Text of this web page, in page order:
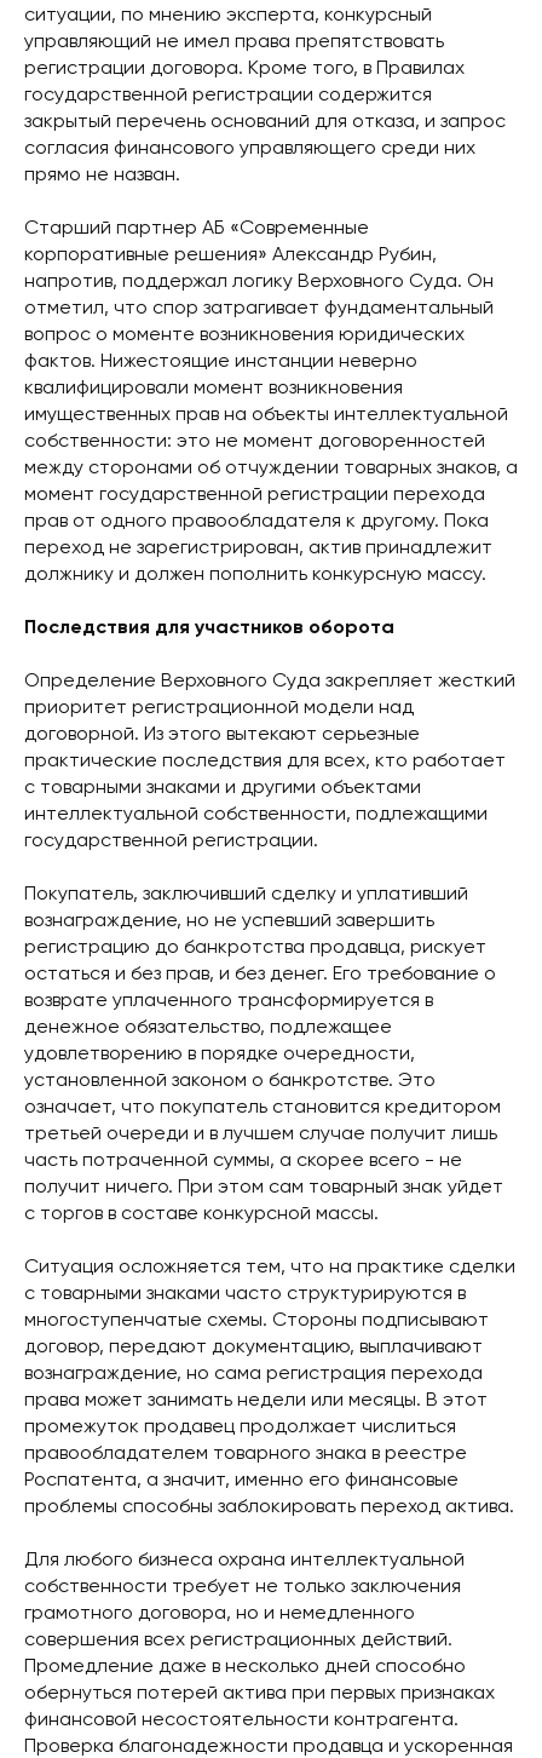
ситуации, по мнению эксперта, конкурсный
управляющий не имел права препятствовать
регистрации договора. Кроме того, в Правилах
государственной регистрации содержится
закрытый перечень оснований для отказа, и запрос
согласия финансового управляющего среди них
прямо не назван.
Старший партнер АБ «Современные
корпоративные решения» Александр Рубин,
напротив, поддержал логику Верховного Суда. Он
отметил, что спор затрагивает фундаментальный
вопрос о моменте возникновения юридических
фактов. Нижестоящие инстанции неверно
квалифицировали момент возникновения
имущественных прав на объекты интеллектуальной
собственности: это не момент договоренностей
между сторонами об отчуждении товарных знаков, а
момент государственной регистрации перехода
прав от одного правообладателя к другому. Пока
переход не зарегистрирован, актив принадлежит
должнику и должен пополнить конкурсную массу.
Последствия для участников оборота
Определение Верховного Суда закрепляет жесткий
приоритет регистрационной модели над
договорной. Из этого вытекают серьезные
практические последствия для всех, кто работает
с товарными знаками и другими объектами
интеллектуальной собственности, подлежащими
государственной регистрации.
Покупатель, заключивший сделку и уплативший
вознаграждение, но не успевший завершить
регистрацию до банкротства продавца, рискует
остаться и без прав, и без денег. Его требование о
возврате уплаченного трансформируется в
денежное обязательство, подлежащее
удовлетворению в порядке очередности,
установленной законом о банкротстве. Это
означает, что покупатель становится кредитором
третьей очереди и в лучшем случае получит лишь
часть потраченной суммы, а скорее всего - не
получит ничего. При этом сам товарный знак уйдет
с торгов в составе конкурсной массы.
Ситуация осложняется тем, что на практике сделки
с товарными знаками часто структурируются в
многоступенчатые схемы. Стороны подписывают
договор, передают документацию, выплачивают
вознаграждение, но сама регистрация перехода
права может занимать недели или месяцы. В этот
промежуток продавец продолжает числиться
правообладателем товарного знака в реестре
Роспатента, а значит, именно его финансовые
проблемы способны заблокировать переход актива.
Для любого бизнеса охрана интеллектуальной
собственности требует не только заключения
грамотного договора, но и немедленного
совершения всех регистрационных действий.
Промедление даже в несколько дней способно
обернуться потерей актива при первых признаках
финансовой несостоятельности контрагента.
Проверка благонадежности продавца и ускоренная